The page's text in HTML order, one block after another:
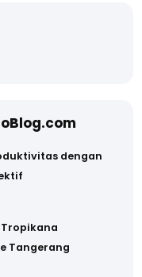
dengan
Tropikana
Tangerang